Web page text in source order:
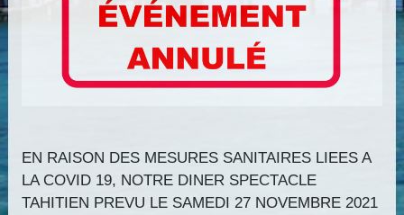
EN RAISON DES MESURES SANITAIRES LIEES A
LA COVID 19, NOTRE DINER SPECTACLE
TAHITIEN PREVU LE SAMEDI 27 NOVEMBRE 2021